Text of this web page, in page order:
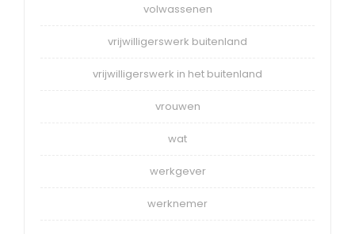
volwassenen
vrijwilligerswerk buitenland
vrijwilligerswerk in het buitenland
vrouwen
wat
werkgever
werknemer